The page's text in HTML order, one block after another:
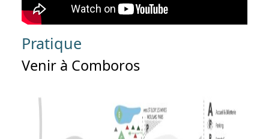
Pratique
Venir à Comboros